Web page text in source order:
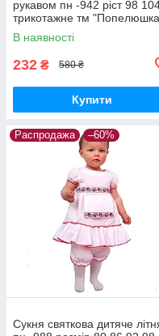
рукавом пн -942 ріст 98
трикотажне тм
В наявності
232 ₴ 580 ₴
Купити
Распродажа –60%
Сукня святкова дитяче